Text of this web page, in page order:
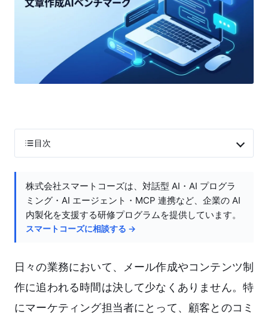
目次
株式会社スマートコーズは、対話型 AI・AI プログラ
ミング・AI エージェント・MCP 連携など、企業の AI
内製化を支援する研修プログラムを提供しています。
スマートコーズに相談する →
日々の業務において、メール作成やコンテンツ制
作に追われる時間は決して少なくありません。特
にマーケティング担当者にとって、顧客とのコミ